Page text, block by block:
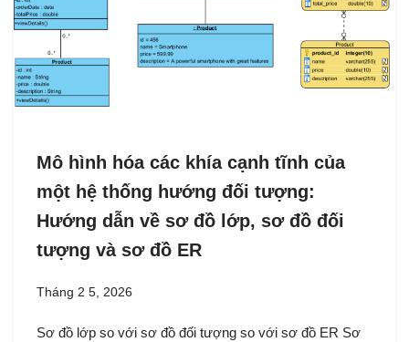
Mô hình hóa các khía cạnh tĩnh của
một hệ thống hướng đối tượng:
Hướng dẫn về sơ đồ lớp, sơ đồ đối
tượng và sơ đồ ER
Tháng 2 5, 2026
Sơ đồ lớp so với sơ đồ đối tượng so với sơ đồ ER Sơ